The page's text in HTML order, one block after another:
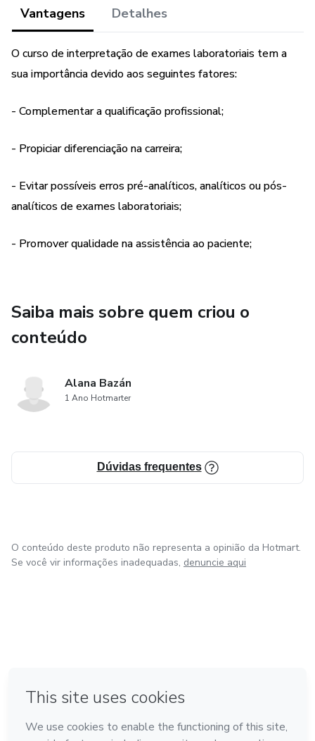
maior segurança;
Agregar valor à sua atuação profissional com um diferencial
importante na carreira.
Este material é ideal para quem busca excelência no
comprometer o diagnóstico e a conduta terapêutica.
Vantagens Detalhes
O curso de interpretação de exames laboratoriais tem a
sua importância devido aos seguintes fatores:
- Complementar a qualificação profissional;
- Propiciar diferenciação na carreira;
- Evitar possíveis erros pré-analíticos, analíticos ou pós-
analíticos de exames laboratoriais;
- Promover qualidade na assistência ao paciente;
Saiba mais sobre quem criou o
conteúdo
Alana Bazán
1 Ano Hotmarter
Dúvidas frequentes
O conteúdo deste produto não representa a opinião da Hotmart.
Se você vir informações inadequadas, denuncie aqui
Feito com ❤ na Cidade do México